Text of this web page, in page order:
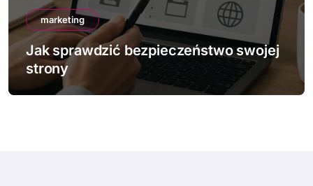
marketing
Jak sprawdzić bezpieczeństwo swojej
strony